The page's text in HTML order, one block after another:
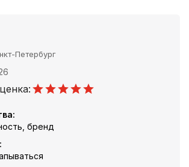
Петербург
бренд